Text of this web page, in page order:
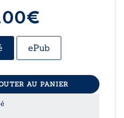
ePub
AU PANIER